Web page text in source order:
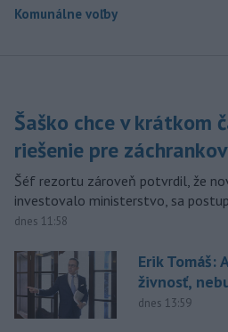
Komunálne voľby
Šaško chce v krátkom
riešenie pre
Šéf rezortu zároveň potvrdil, že
investovalo ministerstvo, sa
dnes 11:58
Erik Tomáš:
živnosť,
dnes 13:59